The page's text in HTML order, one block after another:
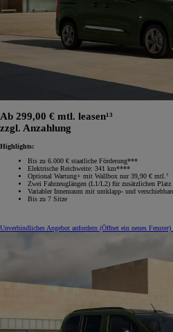
Ab 299,00 € mtl. leasen¹³
zzgl. Anzahlung
Highlights:
Bis zu 6.000 € staatliche Förderung***
Elektrische Reichweite: 341 km****
Optional Wartung+ mit Wallbox nur 39,90 € mtl.⁷
Zwei Fahrzeuglängen (L1/L2) für zusätzlichen Platz
Variabler Innenraum mit umklapp‑ und
Bis zu 7 Sitze
Unverbindliches Angebot anfordern (Öffnet ein neues Fenster)